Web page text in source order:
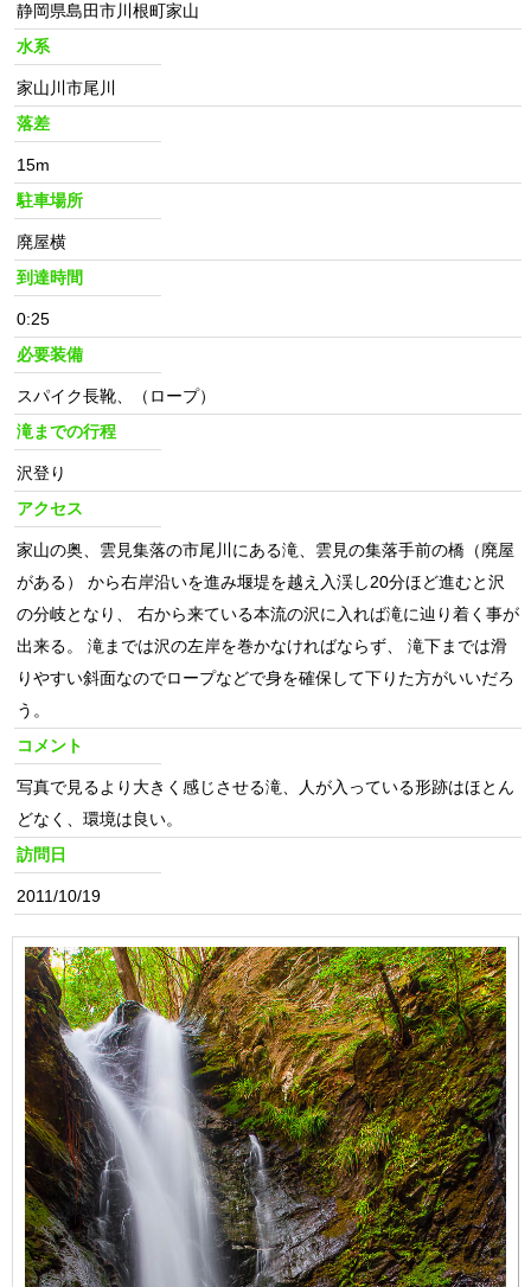
静岡県島田市川根町家山
水系
家山川市尾川
落差
15m
駐車場所
廃屋横
到達時間
0:25
必要装備
スパイク長靴、（ロープ）
滝までの行程
沢登り
アクセス
家山の奥、雲見集落の市尾川にある滝、雲見の集落手前の橋（廃屋
がある） から右岸沿いを進み堰堤を越え入渓し20分ほど進むと沢
の分岐となり、 右から来ている本流の沢に入れば滝に辿り着く事が
出来る。 滝までは沢の左岸を巻かなければならず、 滝下までは滑
りやすい斜面なのでロープなどで身を確保して下りた方がいいだろ
う。
コメント
写真で見るより大きく感じさせる滝、人が入っている形跡はほとん
どなく、環境は良い。
訪問日
2011/10/19